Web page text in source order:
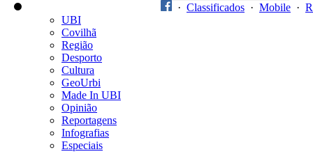
· Classificados · Mobile ·
UBI
Covilhã
Região
Desporto
Cultura
GeoUrbi
Made In UBI
Opinião
Reportagens
Infografias
Especiais